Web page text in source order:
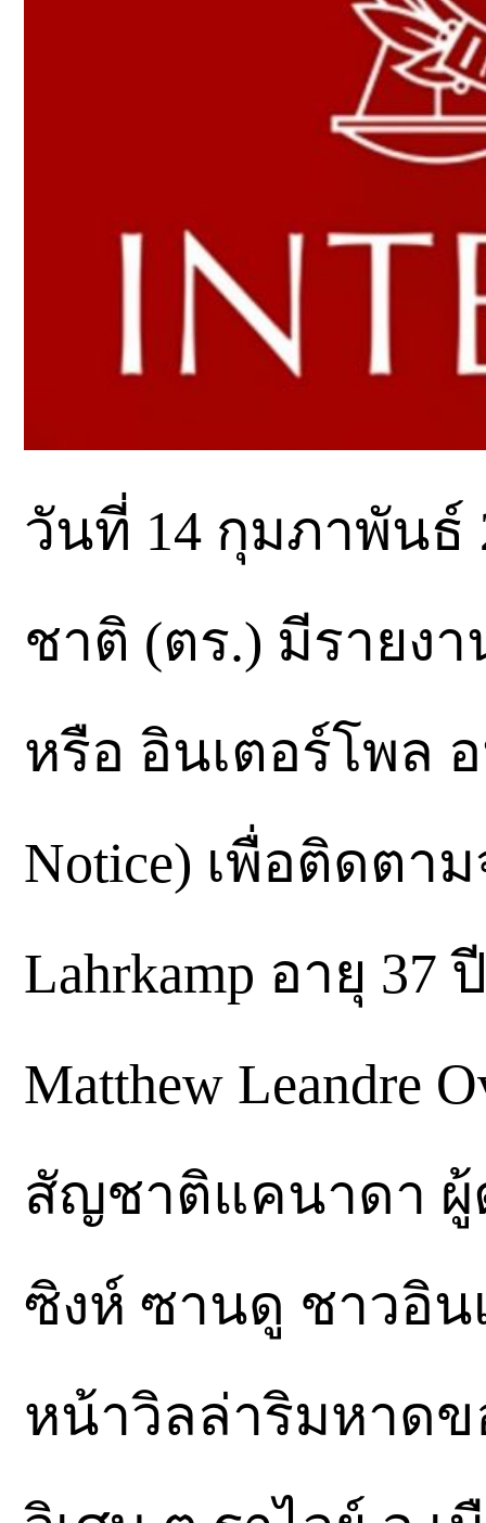
วันที่ 14 กุมภาพันธ์
ชาติ (ตร.) มีรายง
หรือ อินเตอร์โพล
Notice) เพื่อติดตา
Lahrkamp อายุ
Matthew Leandre
สัญชาติแคนาดา ผู้
ซิงห์ ซานดู ชาวอิน
หน้าวิลล่าริมหาด